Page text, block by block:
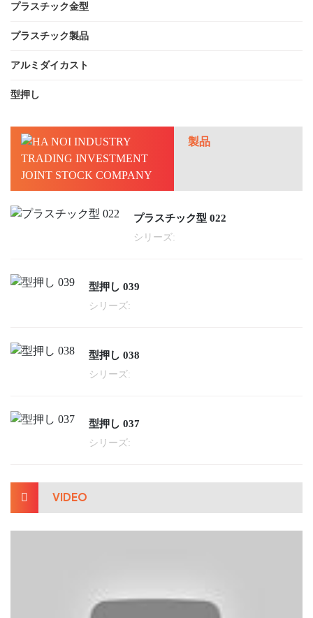
プラスチック金型
プラスチック製品
アルミダイカスト
型押し
製品
プラスチック型 022
シリーズ:
型押し 039
シリーズ:
型押し 038
シリーズ:
型押し 037
シリーズ:
VIDEO